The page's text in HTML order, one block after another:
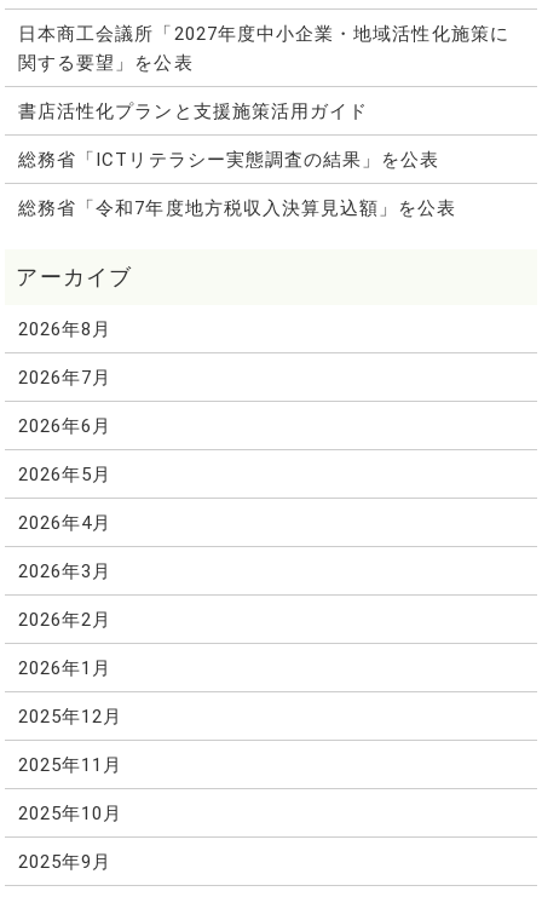
日本商工会議所「2027年度中小企業・地域活性化施策に
関する要望」を公表
書店活性化プランと支援施策活用ガイド
総務省「ICTリテラシー実態調査の結果」を公表
総務省「令和7年度地方税収入決算見込額」を公表
2026年8月
2026年7月
2026年6月
2026年5月
2026年4月
2026年3月
2026年2月
2026年1月
2025年12月
2025年11月
2025年10月
2025年9月